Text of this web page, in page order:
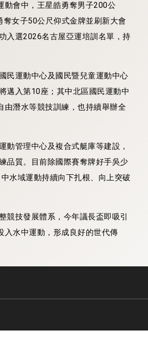
動會中，王星皓勇奪男子200公
女子50公尺仰式金牌並刷新大會
入選2026名古屋亞運培訓名單，持
民運動中心及國民暨兒童運動中心
邁入第10座；其中北區國民運動中
潛水等競技訓練，也持續舉辦全
動管理中心及複合式艇庫等建設，
品質。目前除國際賽奪牌好手吳少
水域運動持續向下扎根、向上突破
競技發展體系，今年議長盃即吸引
入水中運動，形成良好的世代傳